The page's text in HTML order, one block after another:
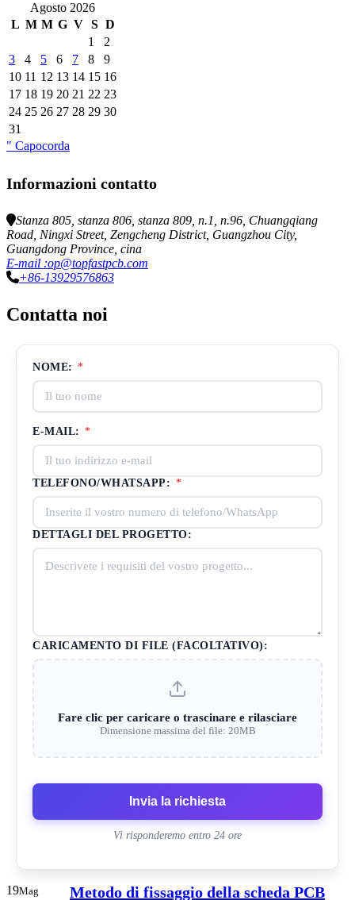
Agosto 2026
L M M G V S D
1
2
3
4 5 6 7 8
9
10 11 12 13 14 15 16
17 18 19 20 21 22 23
24 25 26 27 28 29 30
31
" Capocorda
Informazioni contatto
Stanza 805, stanza 806, stanza 809, n.1, n.96, Chuangqiang
Road, Ningxi Street, Zengcheng District, Guangzhou City,
Guangdong Province, cina
E-mail :op@topfastpcb.com
+86-13929576863
Contatta noi
NOME: *
E-MAIL: *
TELEFONO/WHATSAPP: *
DETTAGLI DEL PROGETTO:
CARICAMENTO DI FILE (FACOLTATIVO):
Fare clic per caricare o trascinare e rilasciare
Dimensione massima del file: 20MB
Invia la richiesta
Vi risponderemo entro 24 ore
19Mag Metodo di fissaggio della scheda PCB